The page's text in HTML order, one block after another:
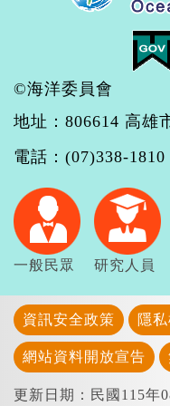
©海洋委員會
地址：806614 高雄
電話：(07)338-1810
一般民眾 研究人員
資訊安全政策 隱
網站資料開放宣告
更新日期：民國115年